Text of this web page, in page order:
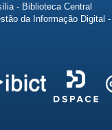
- Biblioteca Central
da Informação Digital